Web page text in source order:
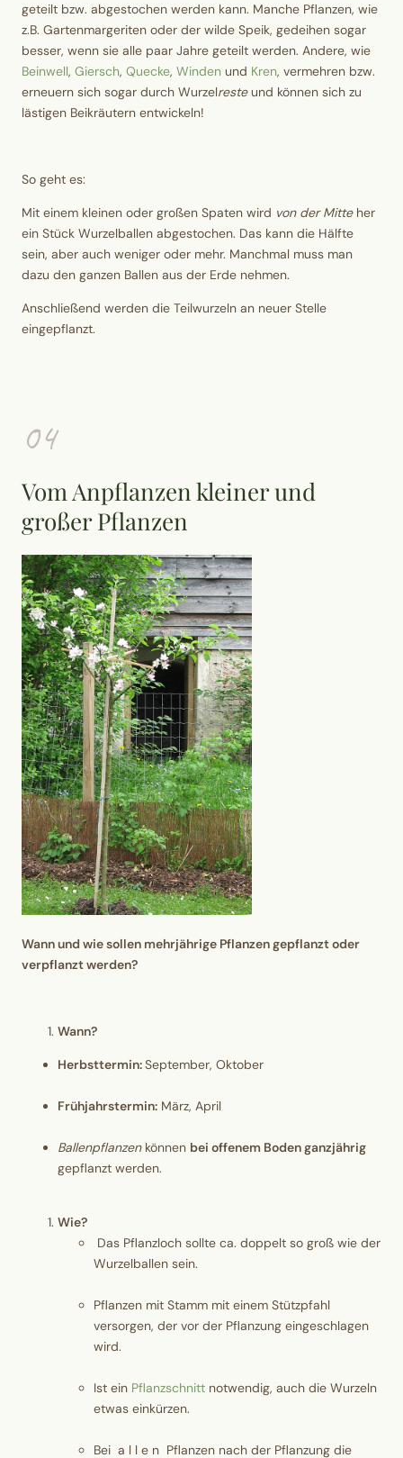
geteilt bzw. abgestochen werden kann. Manche Pflanzen, wie
z.B. Gartenmargeriten oder der wilde Speik, gedeihen sogar
besser, wenn sie alle paar Jahre geteilt werden. Andere, wie
Beinwell, Giersch, Quecke, Winden und Kren, vermehren bzw.
erneuern sich sogar durch Wurzelresteund können sich zu
lästigen Beikräutern entwickeln!
So geht es:
Mit einem kleinen oder großen Spaten wird von der Mitteher
ein Stück Wurzelballen abgestochen. Das kann die Hälfte
sein, aber auch weniger oder mehr. Manchmal muss man
dazu den ganzen Ballen aus der Erde nehmen.
Anschließend werden die Teilwurzeln an neuer Stelle
eingepflanzt.
04
Vom Anpflanzen kleiner und
großer Pflanzen
Wann und wie sollen mehrjährige Pflanzen gepflanzt oder
verpflanzt werden?
Wann?
​Herbsttermin:September, Oktober
Frühjahrstermin: März, April
Ballenpflanzen können bei offenem Boden ganzjährig
gepflanzt werden.
Wie?
Das Pflanzloch sollte ca. doppelt so groß wie der
Wurzelballen sein.
Pflanzen mit Stamm mit einem Stützpfahl
versorgen, der vor der Pflanzung eingeschlagen
wird.
Ist ein Pflanzschnitt notwendig, auch die Wurzeln
etwas einkürzen.
Bei a l l e n Pflanzen nach der Pflanzung die